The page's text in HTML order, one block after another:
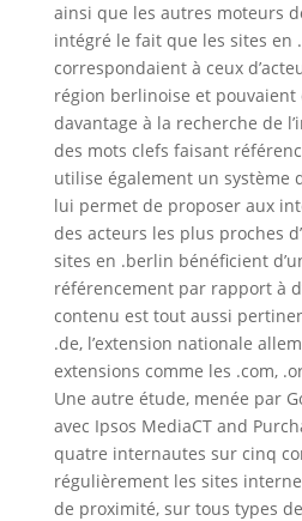
ainsi que les autres moteurs
intégré le fait que les sites en
correspondaient à ceux
région berlinoise et pouvaient
davantage à la recherche de
des mots clefs faisant
utilise également un système
lui permet de proposer aux
des acteurs les plus proches
sites en .berlin bénéficient
référencement par rapport à
contenu est tout aussi
.de, l’extension nationale
extensions comme les .com,
Une autre étude, menée par
avec Ipsos MediaCT and
quatre internautes sur cinq
régulièrement les sites
de proximité, sur tous types